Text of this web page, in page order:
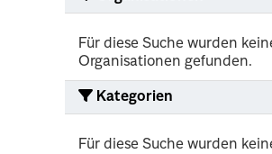
Für diese Suche wurden
Organisationen gefunden.
Kategorien
Für diese Suche wurden